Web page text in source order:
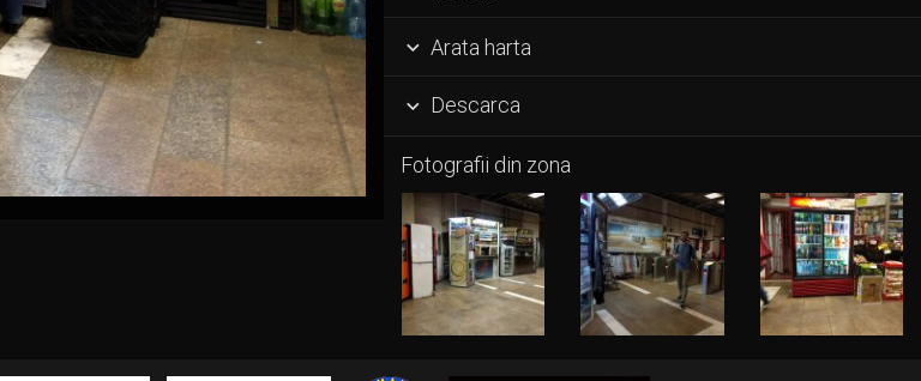
 Arata harta
 Descarca
Fotografii din zona